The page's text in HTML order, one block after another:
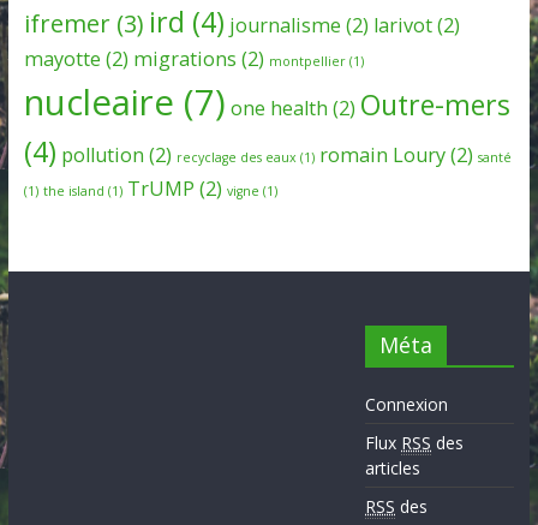
ifremer(3) ird (4) journalisme (2) larivot(2)
mayotte (2) migrations (2) montpellier(1)
nucleaire (7) one health (2) Outre-mers
(4) pollution (2) recyclage des eaux (1) romain Loury(2) santé
(1) the island (1) TrUMP (2) vigne (1)
Méta
Connexion
Flux RSS des
articles
RSS des